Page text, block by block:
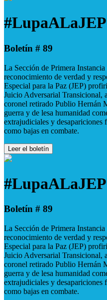
#LupaALaJEP
Boletín # 89
La Sección de Primera Instancia
reconocimiento de verdad y
Especial para la Paz (JEP)
Juicio Adversarial Transicional,
coronel retirado Publio Hernán
guerra y de lesa humanidad
extrajudiciales y desapariciones
como bajas en combate.
Leer el boletín
#LupaALaJEP
Boletín # 89
La Sección de Primera Instancia
reconocimiento de verdad y
Especial para la Paz (JEP)
Juicio Adversarial Transicional,
coronel retirado Publio Hernán
guerra y de lesa humanidad
extrajudiciales y desapariciones
como bajas en combate.